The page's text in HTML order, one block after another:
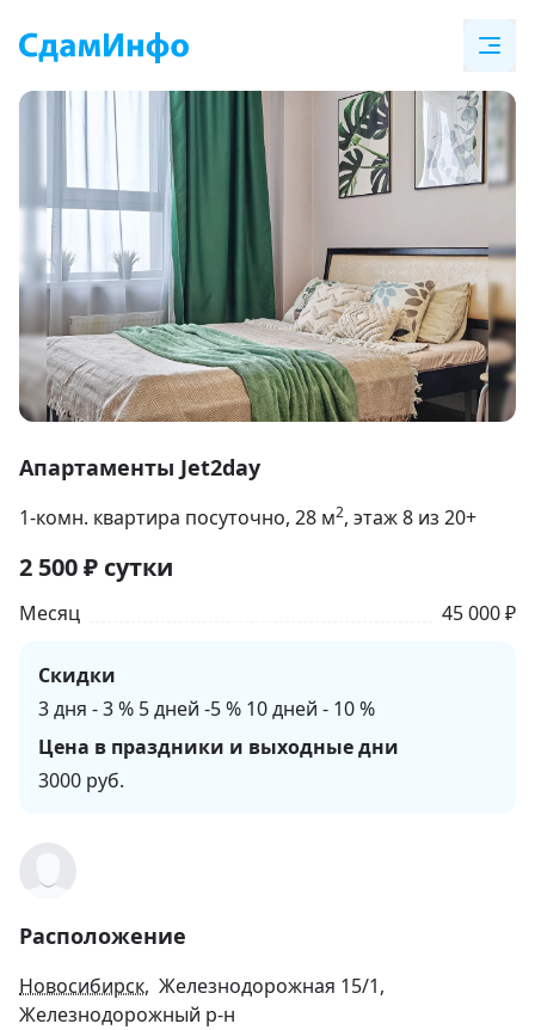
1
9
Апартаменты Jet2day
1-комн. квартира посуточно, 28 м2, этаж 8 из 20+
2 500₽ сутки
Месяц 45 000 ₽
Скидки
3 дня - 3 % 5 дней -5 % 10 дней - 10 %
Цена в праздники и выходные дни
3000 руб.
Расположение
Новосибирск, Железнодорожная 15/1,
Железнодорожный р-н